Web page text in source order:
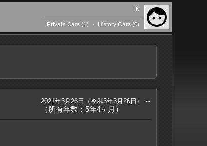
TK
Private Cars (1) ・ History Cars (0)
2021年3月26日（令和3年3月26日） ～
（所有年数：5年4ヶ月）